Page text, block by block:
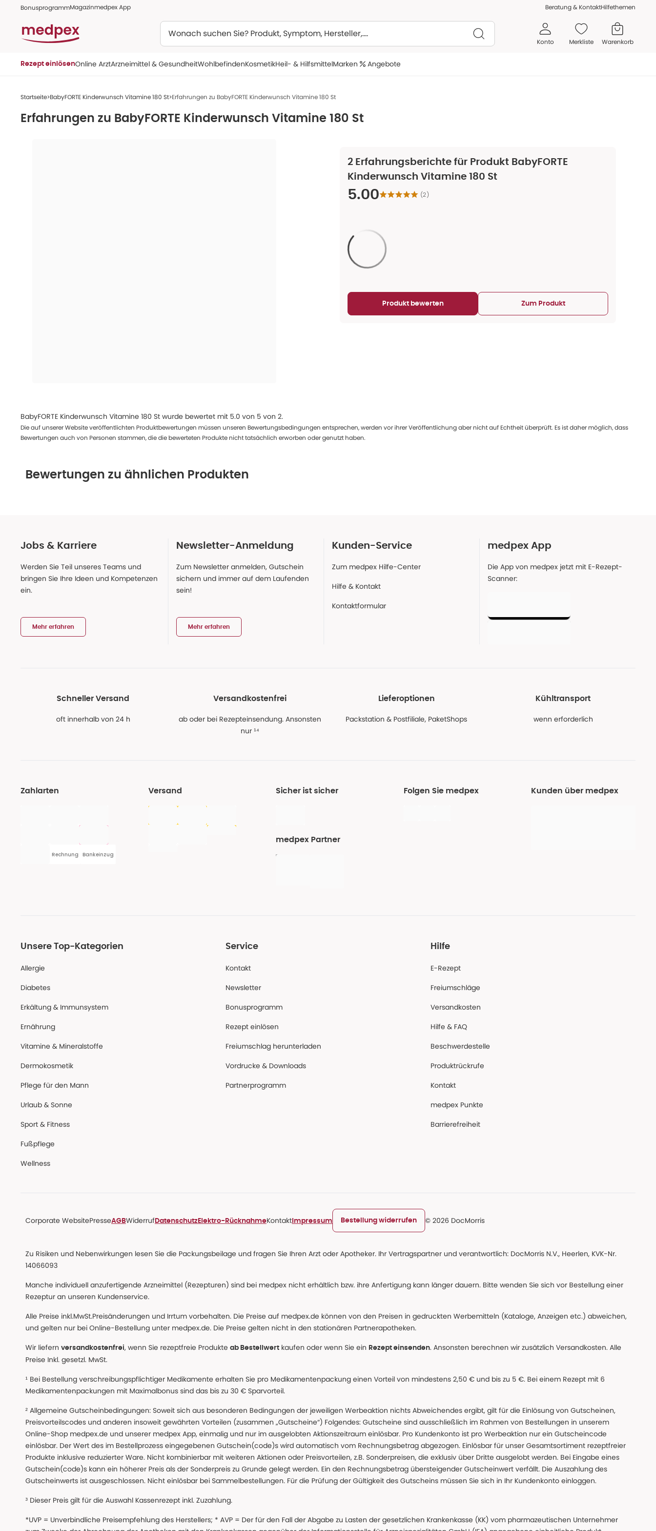
BonusprogrammMagazinmedpex App Beratung & KontaktHilfethemen
Konto Merkliste Warenkorb
Rezept einlösenOnline ArztArzneimittel & GesundheitWohlbefindenKosmetikHeil- & HilfsmittelMarken Angebote
Startseite BabyFORTE Kinderwunsch Vitamine 180 St Erfahrungen zu BabyFORTE Kinderwunsch Vitamine 180 St
Erfahrungen zu BabyFORTE Kinderwunsch Vitamine 180 St
2 Erfahrungsberichte für Produkt BabyFORTE
Kinderwunsch Vitamine 180 St
5.00 (2)
Aktualisieren...
Produkt bewerten Zum Produkt
BabyFORTE Kinderwunsch Vitamine 180 St wurde bewertet mit 5.0 von 5 von 2.
Die auf unserer Website veröffentlichten Produktbewertungen müssen unseren Bewertungsbedingungen entsprechen, werden vor ihrer Veröffentlichung aber nicht auf Echtheit überprüft. Es ist daher möglich, dass
Bewertungen auch von Personen stammen, die die bewerteten Produkte nicht tatsächlich erworben oder genutzt haben.
Bewertungen zu ähnlichen Produkten
Jobs & Karriere
Werden Sie Teil unseres Teams und
bringen Sie Ihre Ideen und Kompetenzen
ein.
Mehr erfahren
Newsletter-Anmeldung
Zum Newsletter anmelden, Gutschein
sichern und immer auf dem Laufenden
sein!
Mehr erfahren
Kunden-Service
Zum medpex Hilfe-Center
Hilfe & Kontakt
Kontaktformular
medpex App
Die App von medpex jetzt mit E-Rezept-
Scanner:
Schneller Versand
oft innerhalb von 24 h
Versandkostenfrei
ab oder bei Rezepteinsendung. Ansonsten
nur ¹⁴
Lieferoptionen
Packstation & Postfiliale, PaketShops
Kühltransport
wenn erforderlich
Zahlarten
Rechnung Bankeinzug
Versand Sicher ist sicher
medpex Partner
Folgen Sie medpex Kunden über medpex
Unsere Top-Kategorien
Allergie
Diabetes
Erkältung & Immunsystem
Ernährung
Vitamine & Mineralstoffe
Dermokosmetik
Pflege für den Mann
Urlaub & Sonne
Sport & Fitness
Fußpflege
Wellness
Service
Kontakt
Newsletter
Bonusprogramm
Rezept einlösen
Freiumschlag herunterladen
Vordrucke & Downloads
Partnerprogramm
Hilfe
E-Rezept
Freiumschläge
Versandkosten
Hilfe & FAQ
Beschwerdestelle
Produktrückrufe
Kontakt
medpex Punkte
Barrierefreiheit
Corporate WebsitePresseAGBWiderruf Datenschutz Elektro-RücknahmeKontakt Impressum Bestellung widerrufen © 2026 DocMorris
Zu Risiken und Nebenwirkungen lesen Sie die Packungsbeilage und fragen Sie Ihren Arzt oder Apotheker. Ihr Vertragspartner und verantwortlich: DocMorris N.V., Heerlen, KVK-Nr.
14066093
Manche individuell anzufertigende Arzneimittel (Rezepturen) sind bei medpex nicht erhältlich bzw. ihre Anfertigung kann länger dauern. Bitte wenden Sie sich vor Bestellung einer
Rezeptur an unseren Kundenservice.
Alle Preise inkl.MwSt.Preisänderungen und Irrtum vorbehalten. Die Preise auf medpex.de können von den Preisen in gedruckten Werbemitteln (Kataloge, Anzeigen etc.) abweichen,
und gelten nur bei Online-Bestellung unter medpex.de. Die Preise gelten nicht in den stationären Partnerapotheken.
Wir liefern versandkostenfrei, wenn Sie rezeptfreie Produkte ab Bestellwert kaufen oder wenn Sie ein Rezept einsenden. Ansonsten berechnen wir zusätzlich Versandkosten. Alle
Preise Inkl. gesetzl. MwSt.
¹ Bei Bestellung verschreibungspflichtiger Medikamente erhalten Sie pro Medikamentenpackung einen Vorteil von mindestens 2,50 € und bis zu 5 €. Bei einem Rezept mit 6
Medikamentenpackungen mit Maximalbonus sind das bis zu 30 € Sparvorteil.
² Allgemeine Gutscheinbedingungen: Soweit sich aus besonderen Bedingungen der jeweiligen Werbeaktion nichts Abweichendes ergibt, gilt für die Einlösung von Gutscheinen,
Preisvorteilscodes und anderen insoweit gewährten Vorteilen (zusammen „Gutscheine“) Folgendes: Gutscheine sind ausschließlich im Rahmen von Bestellungen in unserem
Online-Shop medpex.de und unserer medpex App, einmalig und nur im ausgelobten Aktionszeitraum einlösbar. Pro Kundenkonto ist pro Werbeaktion nur ein Gutscheincode
einlösbar. Der Wert des im Bestellprozess eingegebenen Gutschein(code)s wird automatisch vom Rechnungsbetrag abgezogen. Einlösbar für unser Gesamtsortiment rezeptfreier
Produkte inklusive reduzierter Ware. Nicht kombinierbar mit weiteren Aktionen oder Preisvorteilen, z.B. Sonderpreisen, die exklusiv über Dritte ausgelobt werden. Bei Eingabe eines
Gutschein(code)s kann ein höherer Preis als der Sonderpreis zu Grunde gelegt werden. Ein den Rechnungsbetrag übersteigender Gutscheinwert verfällt. Die Auszahlung des
Gutscheinwerts ist ausgeschlossen. Nicht einlösbar bei Sammelbestellungen. Für die Prüfung der Gültigkeit des Gutscheins müssen Sie sich in Ihr Kundenkonto einloggen.
³ Dieser Preis gilt für die Auswahl Kassenrezept inkl. Zuzahlung.
*UVP = Unverbindliche Preisempfehlung des Herstellers; * AVP = Der für den Fall der Abgabe zu Lasten der gesetzlichen Krankenkasse (KK) vom pharmazeutischen Unternehmer